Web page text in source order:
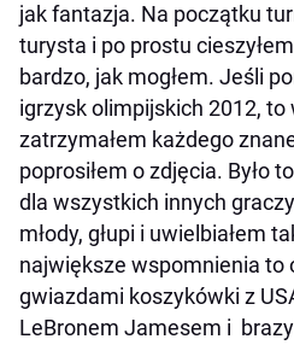
jak fantazja. Na początku
turysta i po prostu
bardzo, jak mogłem. Jeśli
igrzysk olimpijskich 2012, to
zatrzymałem każdego
poprosiłem o zdjęcia. Było
dla wszystkich innych
młody, głupi i uwielbiałem
największe wspomnienia to
gwiazdami koszykówki z
LeBronem Jamesem i